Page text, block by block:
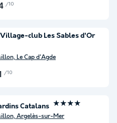
/10
club Les Sables d'Or
Le Cap d'Agde
/10
Catalans ★★★★
Argelès-sur-Mer